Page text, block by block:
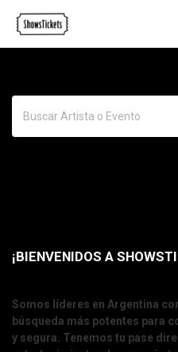
¡BIENVENIDOS A
Somos líderes en Argentina
búsqueda más potentes para
y segura. Tenemos tu pase